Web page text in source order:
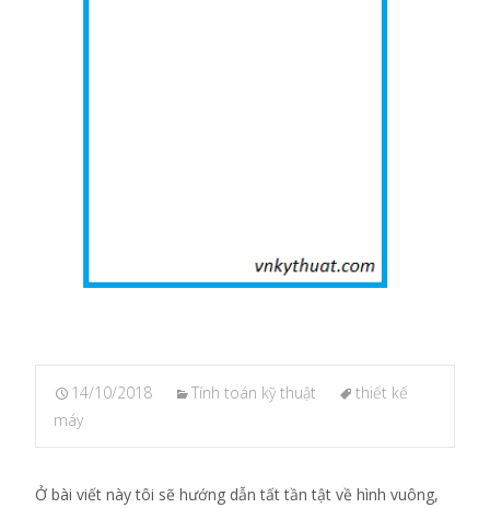
14/10/2018 Tính toán kỹ thuật
thiết kế
máy
Ở bài viết này tôi sẽ hướng dẫn tất tần tật về hình vuông,